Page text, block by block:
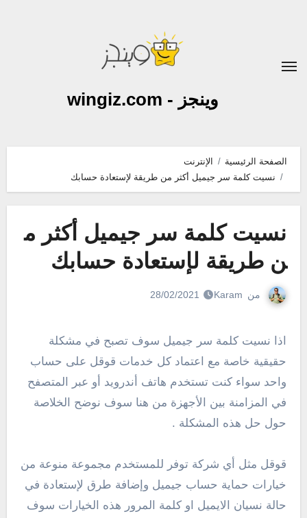
وينجز - wingiz.com
الصفحة الرئيسية
الإنترنت
نسيت كلمة سر جيميل أكثر من طريقة لإستعادة حسابك
نسيت كلمة سر جيميل أكثر م
ن طريقة لإستعادة حسابك
من Karam
28/02/2021
حقيقية خاصة مع اعتماد كل خدمات قوقل على حساب
واحد سواء كنت تستخدم هاتف أندرويد أو عبر المتصفح
في المزامنة بين الأجهزة من هنا سوف نوضح الخلاصة
حول حل هذه المشكلة .
قوقل مثل أي شركة توفر للمستخدم مجموعة منوعة من
خيارات حماية حساب جيميل وإضافة طرق لإستعادة في
حالة نسيان الايميل او كلمة المرور هذه الخيارات سوف